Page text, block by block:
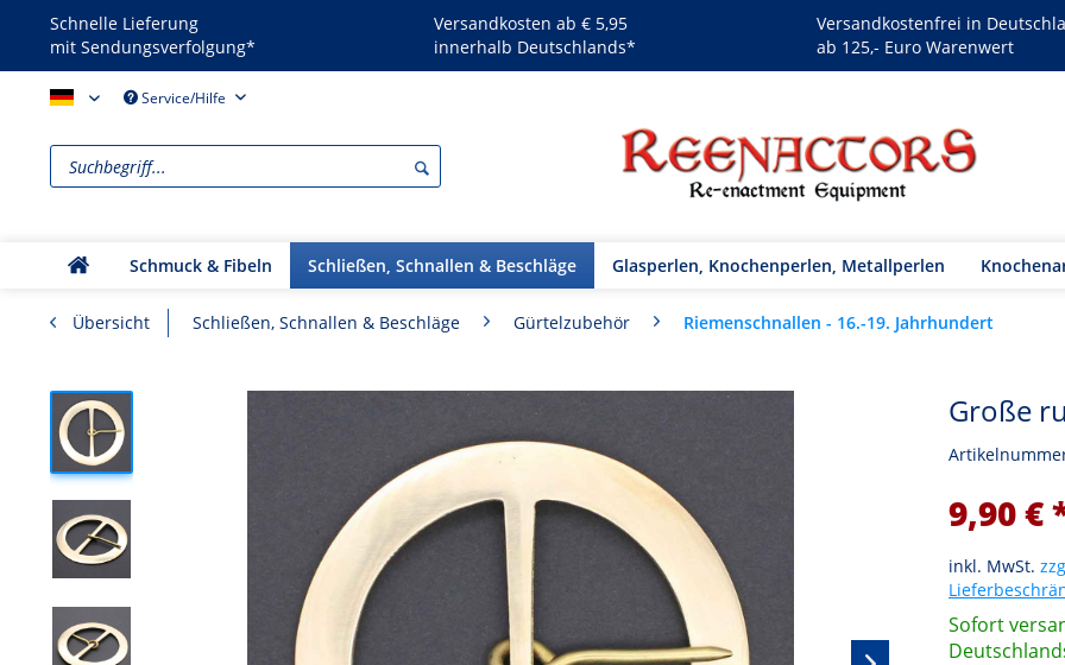
Schnelle Lieferung
mit Sendungsverfolgung*
Versandkosten ab € 5,95
innerhalb Deutschlands*
Versandkostenfrei in
ab 125,- Euro Warenwert
Reenactors - DEService/Hilfe
Schmuck & Fibeln Schließen, Schnallen & Beschläge Glasperlen, Knochenperlen, Metallperlen
Übersicht Schließen, Schnallen & Beschläge Gürtelzubehör Riemenschnallen - 16.-19. Jahrhundert
Große
9,90 €
inkl. MwSt.
Sofort